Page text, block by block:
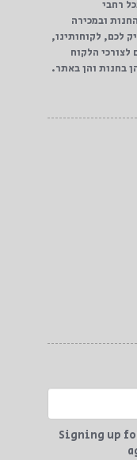
רחבי
ובמכירה
לכם, לקוחותינו,
הלקוח
בחנות והן באתר.
Signing up